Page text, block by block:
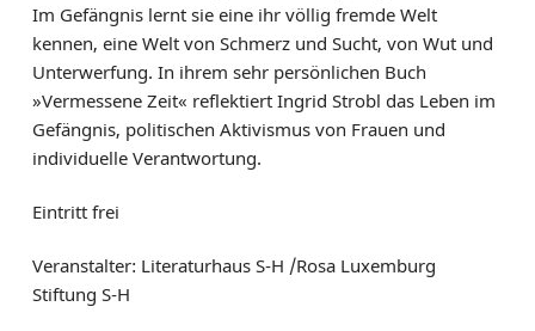
Im Gefängnis lernt sie eine ihr völlig fremde Welt
kennen, eine Welt von Schmerz und Sucht, von Wut und
Unterwerfung. In ihrem sehr persönlichen Buch
»Vermessene Zeit« reflektiert Ingrid Strobl das Leben im
Gefängnis, politischen Aktivismus von Frauen und
individuelle Verantwortung.
Eintritt frei
Veranstalter: Literaturhaus S-H /Rosa Luxemburg
Stiftung S-H